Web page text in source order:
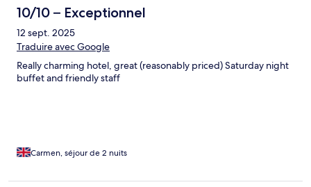
10/10 – Exceptionnel
12 sept. 2025
Traduire avec Google
Really charming hotel, great (reasonably priced) Saturday night
buffet and friendly staff
Carmen, séjour de 2 nuits